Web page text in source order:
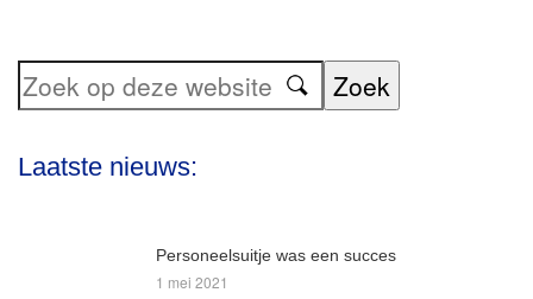
Zoek
deze
Laatste nieuws:
Personeelsuitje was een succes
1 mei 2021